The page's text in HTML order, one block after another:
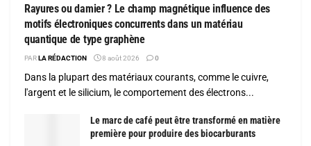
Rayures ou damier ? Le champ magnétique influence des
motifs électroniques concurrents dans un matériau
quantique de type graphène
PARLA RÉDACTION 8 août 2026 0
Dans la plupart des matériaux courants, comme le cuivre,
l'argent et le silicium, le comportement des électrons...
Le marc de café peut être transformé en matière
première pour produire des biocarburants